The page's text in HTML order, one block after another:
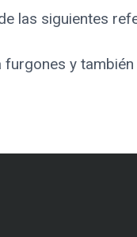
las siguientes
y